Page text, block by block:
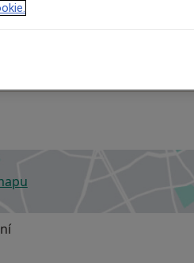
v nové záložce